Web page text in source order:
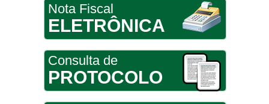
Nota Fiscal
ELETRÔNICA
Consulta de
PROTOCOLO